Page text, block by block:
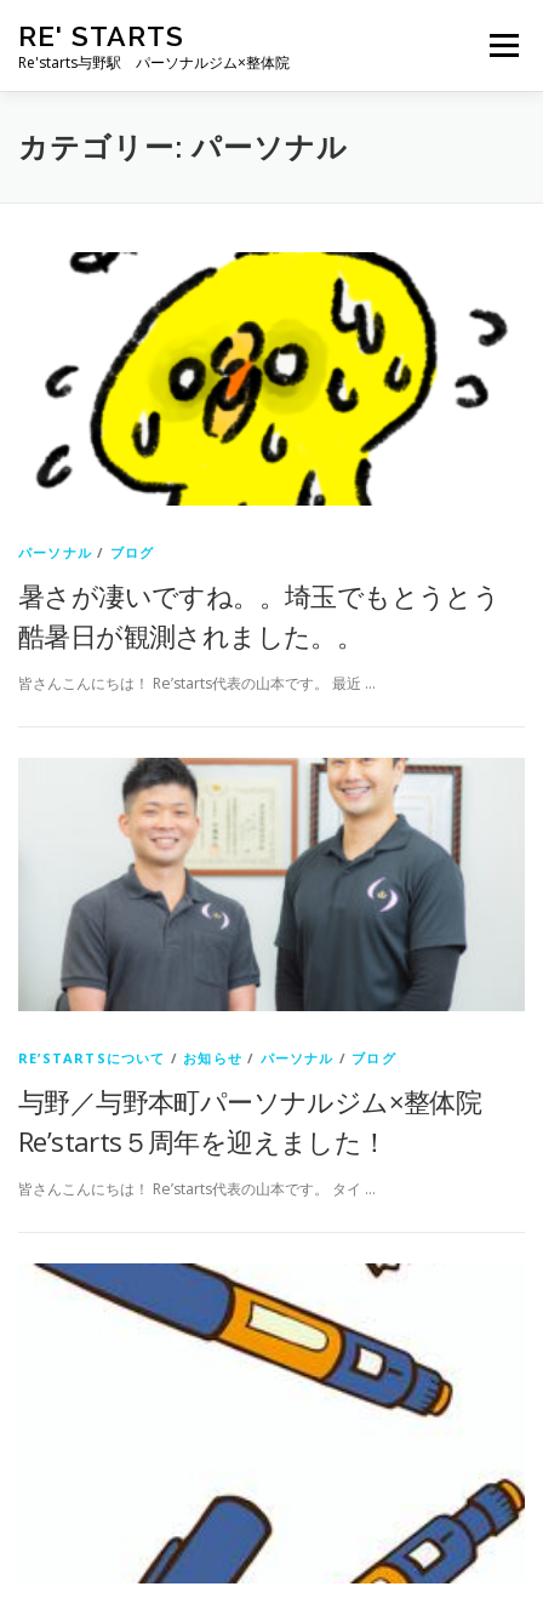
RE' STARTS
Re'starts与野駅 パーソナルジム×整体院
メニュー
特徴 お客様の声 料金表 スタッフ
カテゴリー:パーソナル
パーソナル / ブログ
暑さが凄いですね。。埼玉でもとうとう
酷暑日が観測されました。。
皆さんこんにちは！ Re’starts代表の山本です。 最近 …
RE’STARTSについて /お知らせ / パーソナル / ブログ
与野／与野本町パーソナルジム×整体院
Re’starts５周年を迎えました！
皆さんこんにちは！ Re’starts代表の山本です。 タイ …